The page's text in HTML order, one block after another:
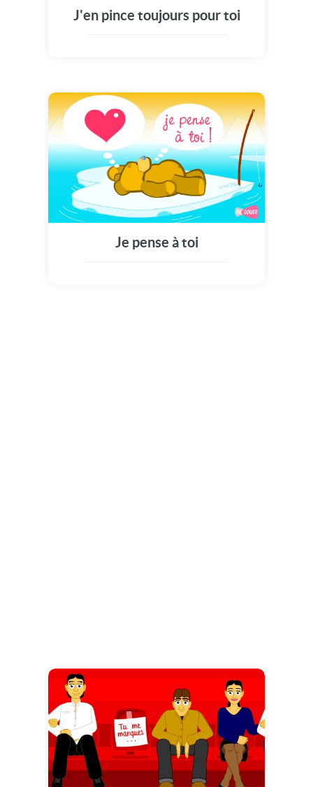
J'en pince toujours pour toi
Je pense à toi